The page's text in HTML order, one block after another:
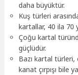
daha büyüktür.
Kuş türleri
kartallar, 40 ila 70
Çoğu kartal
güçlüdür.
Bazı kartal türleri,
kanat çırpışı bile